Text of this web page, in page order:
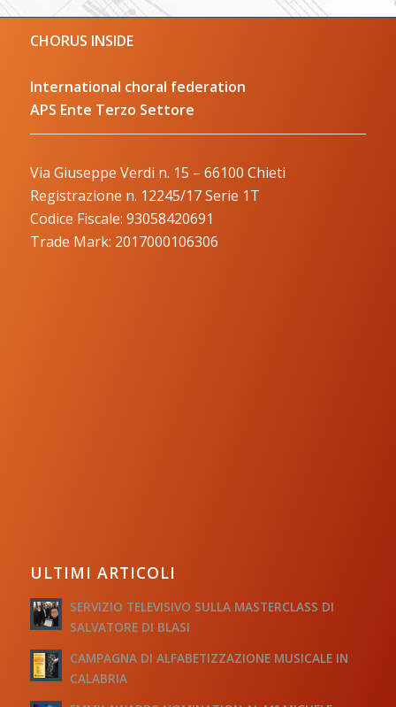
CHORUS INSIDE
International choral federation
APS Ente Terzo Settore
Via Giuseppe Verdi n. 15 – 66100 Chieti
Registrazione n. 12245/17 Serie 1T
Codice Fiscale: 93058420691
Trade Mark: 2017000106306
ULTIMI ARTICOLI
SERVIZIO TELEVISIVO SULLA MASTERCLASS DI
SALVATORE DI BLASI
CAMPAGNA DI ALFABETIZZAZIONE MUSICALE IN
CALABRIA